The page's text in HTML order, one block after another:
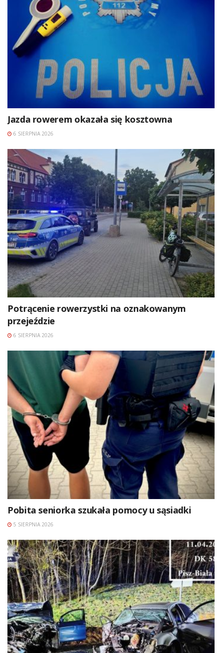
Jazda rowerem okazała się kosztowna
6 SIERPNIA 2026
Potrącenie rowerzystki na oznakowanym
przejeździe
6 SIERPNIA 2026
Pobita seniorka szukała pomocy u sąsiadki
5 SIERPNIA 2026